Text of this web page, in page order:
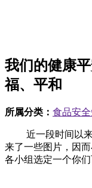
我们的健康
福、平和
所属分类： 食品安
近一段时间以来
来了一些图片，因
各小组选定一个你